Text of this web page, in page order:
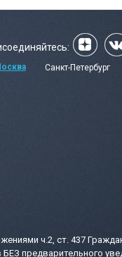
Санкт-Петербург
ч.2, ст. 437
предварительного